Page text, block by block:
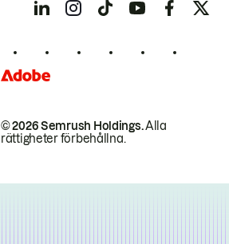
© 2026 Semrush Holdings.Alla
rättigheter förbehållna.